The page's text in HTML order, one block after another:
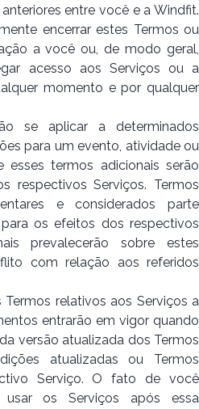
entre você e a Windfit.
encerrar estes Termos ou
a você ou, de modo geral,
acesso aos Serviços ou a
momento e por qualquer
se aplicar a determinados
para um evento, atividade ou
esses termos adicionais serão
respectivos Serviços. Termos
e considerados parte
os efeitos dos respectivos
prevalecerão sobre estes
com relação aos referidos
relativos aos Serviços a
entrarão em vigor quando
versão atualizada dos Termos
atualizadas ou Termos
Serviço. O fato de você
os Serviços após essa